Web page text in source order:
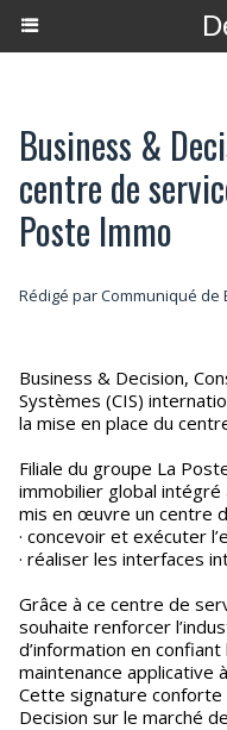
Business &
centre de
Poste Immo
Rédigé par Communiqué de
Business & Decision, Consultant et Intégrateur de
Systèmes (CIS)
la mise en place du
Filiale du groupe La
immobilier global intégré
mis en œuvre un centre
· concevoir et exécuter
· réaliser les interfaces
Grâce à ce centre de
souhaite renforcer
d’information en
maintenance applicative
Cette signature conforte
Decision sur le marché